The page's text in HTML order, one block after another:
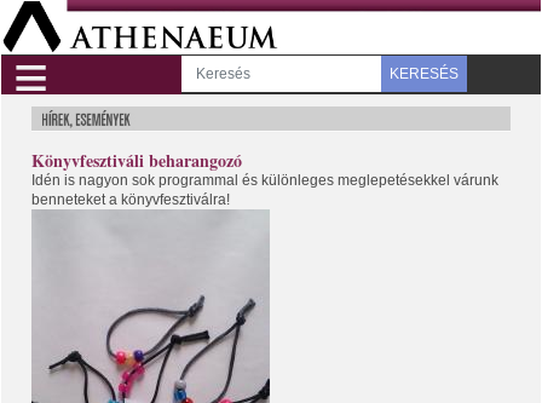
≡ KERESÉS
Könyvfesztiváli beharangozó
Idén is nagyon sok programmal és különleges meglepetésekkel várunk
benneteket a könyvfesztiválra!